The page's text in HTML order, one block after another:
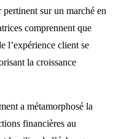
sur un marché en
comprennent que
l’expérience client se
la croissance
a métamorphosé la
financières au